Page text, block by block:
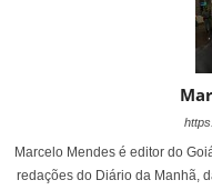
Marcelo Mendes é editor do
redações do Diário da Manhã,